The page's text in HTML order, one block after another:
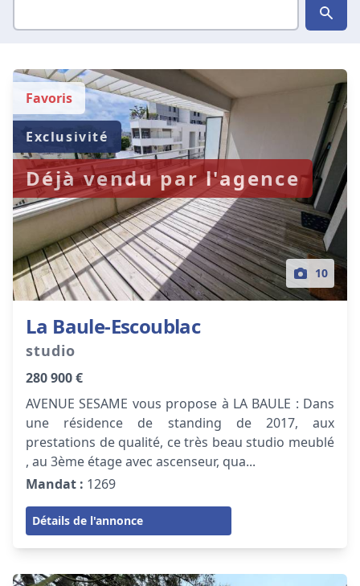
10
Favoris
Exclusivité
Déjà vendu par l'agence
La Baule-Escoublac
studio
280 900 €
AVENUE SESAME vous propose à LA BAULE : Dans
une résidence de standing de 2017, aux
prestations de qualité, ce très beau studio meublé
, au 3ème étage avec ascenseur, qua...
Mandat : 1269
Détails de l'annonce